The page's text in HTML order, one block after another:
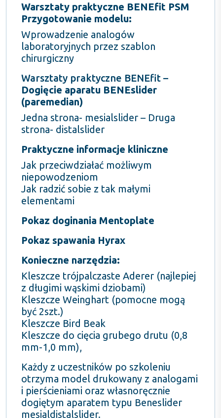
Warsztaty praktyczne BENEfit PSM
Przygotowanie modelu:
Wprowadzenie analogów
laboratoryjnych przez szablon
chirurgiczny
Warsztaty praktyczne BENEfit –
Dogięcie aparatu BENEslider
(paremedian)
Jedna strona- mesialslider – Druga
strona- distalslider
Praktyczne informacje kliniczne
Jak przeciwdziałać możliwym
niepowodzeniom
Jak radzić sobie z tak małymi
elementami
Pokaz doginania Mentoplate
Pokaz spawania Hyrax
Konieczne narzędzia:
Kleszcze trójpalczaste Aderer (najlepiej
z długimi wąskimi dziobami)
Kleszcze Weinghart (pomocne mogą
być 2szt.)
Kleszcze Bird Beak
Kleszcze do cięcia grubego drutu (0,8
mm-1,0 mm),
Każdy z uczestników po szkoleniu
otrzyma model drukowany z analogami
i pierścieniami oraz własnoręcznie
dogiętym aparatem typu Beneslider
mesialdistalslider.